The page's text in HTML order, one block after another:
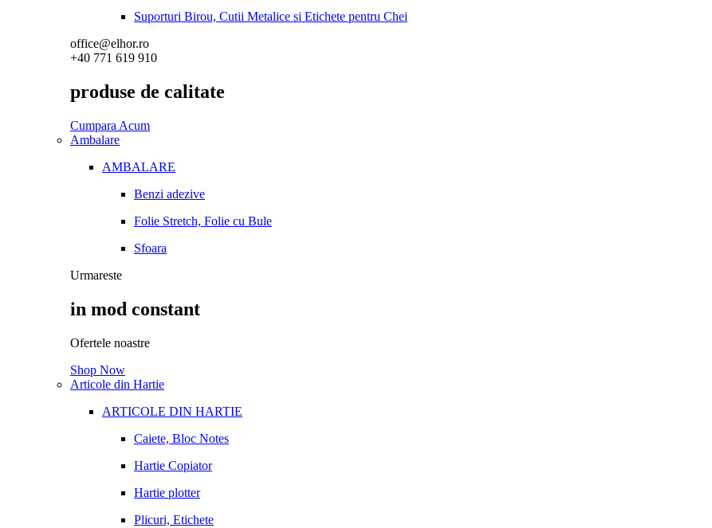
Suporturi Birou, Cutii Metalice si Etichete pentru Chei
office@elhor.ro
+40 771 619 910
produse de calitate
Cumpara Acum
Ambalare
AMBALARE
Benzi adezive
Folie Stretch, Folie cu Bule
Sfoara
Urmareste
in mod constant
Ofertele noastre
Shop Now
Articole din Hartie
ARTICOLE DIN HARTIE
Caiete, Bloc Notes
Hartie Copiator
Hartie plotter
Plicuri, Etichete